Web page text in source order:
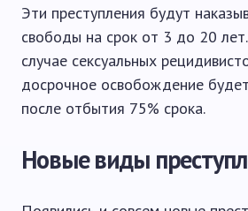
Эти преступления будут
свободы на срок от 3 до 20
случае сексуальных
досрочное освобождение
после отбытия 75% срока.
Новые виды